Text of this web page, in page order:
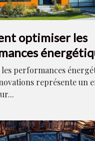
optimiser les
performances
représente un